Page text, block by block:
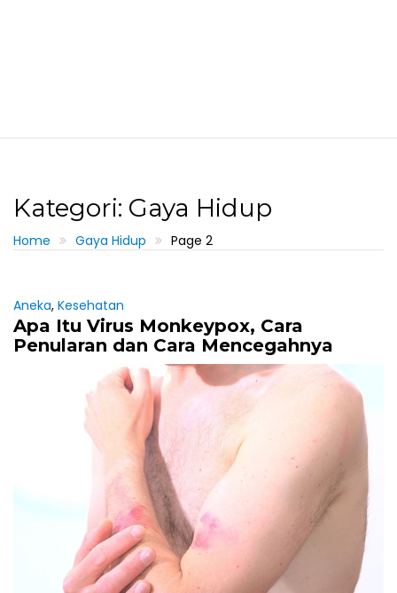
Kategori: Gaya Hidup
Home Gaya Hidup Page 2
Aneka, Kesehatan
Apa Itu Virus Monkeypox, Cara
Penularan dan Cara Mencegahnya